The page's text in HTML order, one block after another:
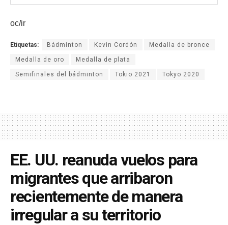
oc/ir
Etiquetas: Bádminton Kevin Cordón Medalla de bronce
Medalla de oro Medalla de plata
Semifinales del bádminton Tokio 2021 Tokyo 2020
EE. UU. reanuda vuelos para
migrantes que arribaron
recientemente de manera
irregular a su territorio